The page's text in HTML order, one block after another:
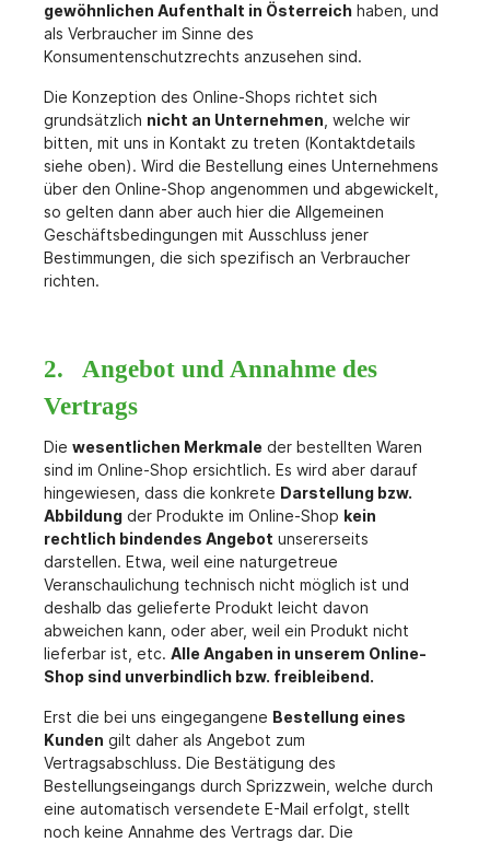
gewöhnlichen Aufenthalt in Österreich haben, und
als Verbraucher im Sinne des
Konsumentenschutzrechts anzusehen sind.
Die Konzeption des Online-Shops richtet sich
grundsätzlich nicht an Unternehmen , welche wir
bitten, mit uns in Kontakt zu treten (Kontaktdetails
siehe oben). Wird die Bestellung eines Unternehmens
über den Online-Shop angenommen und abgewickelt,
so gelten dann aber auch hier die Allgemeinen
Geschäftsbedingungen mit Ausschluss jener
Bestimmungen, die sich spezifisch an Verbraucher
richten.
2. Angebot und Annahme des
Vertrags
Die wesentlichen Merkmale der bestellten Waren
sind im Online-Shop ersichtlich. Es wird aber darauf
hingewiesen, dass die konkrete Darstellung bzw.
Abbildung der Produkte im Online-Shop kein
rechtlich bindendes Angebot unsererseits
darstellen. Etwa, weil eine naturgetreue
Veranschaulichung technisch nicht möglich ist und
deshalb das gelieferte Produkt leicht davon
abweichen kann, oder aber, weil ein Produkt nicht
lieferbar ist, etc. Alle Angaben in unserem Online-
Shop sind unverbindlich bzw. freibleibend.
Erst die bei uns eingegangene Bestellung eines
Kunden gilt daher als Angebot zum
Vertragsabschluss. Die Bestätigung des
Bestellungseingangs durch Sprizzwein, welche durch
eine automatisch versendete E-Mail erfolgt, stellt
noch keine Annahme des Vertrags dar. Die